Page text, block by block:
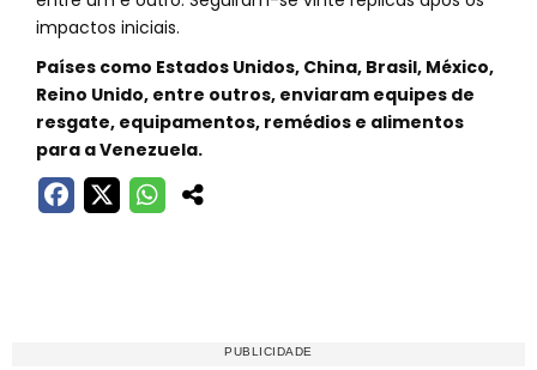
impactos iniciais.
Países como Estados Unidos, China, Brasil, México,
Reino Unido, entre outros, enviaram equipes de
resgate, equipamentos, remédios e alimentos
para a Venezuela.